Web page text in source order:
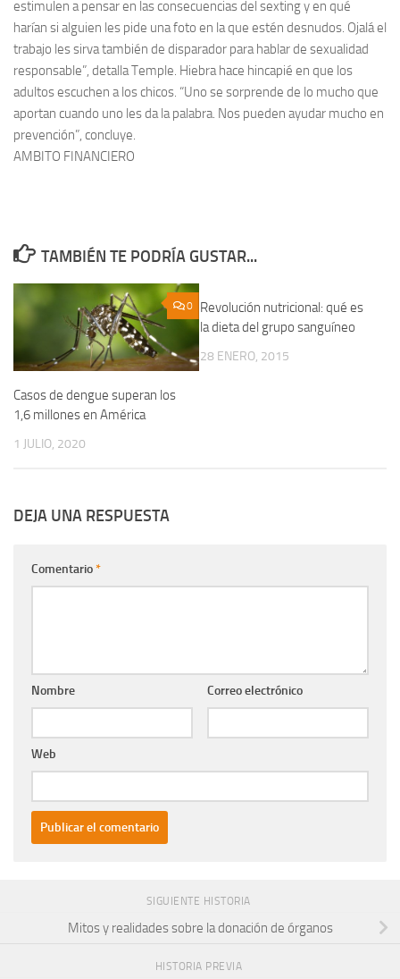
estimulen a pensar en las consecuencias del sexting y en qué
harían si alguien les pide una foto en la que estén desnudos. Ojalá el
trabajo les sirva también de disparador para hablar de sexualidad
responsable”, detalla Temple. Hiebra hace hincapié en que los
adultos escuchen a los chicos. “Uno se sorprende de lo mucho que
aportan cuando uno les da la palabra. Nos pueden ayudar mucho en
prevención”, concluye.
AMBITO FINANCIERO
TAMBIÉN TE PODRÍA GUSTAR...
0
Casos de dengue superan los
1,6 millones en América
1 JULIO, 2020
Revolución nutricional: qué es
la dieta del grupo sanguíneo
28 ENERO, 2015
DEJA UNA RESPUESTA
Comentario*
Nombre Correo electrónico
Web
SIGUIENTE HISTORIA
Mitos y realidades sobre la donación de órganos
HISTORIA PREVIA